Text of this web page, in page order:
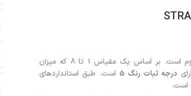
روکش این مبل راحتی در برابر نور خورشید مقاوم است. بر اساس یک مقیاس 1 تا 8 که میزان
درجه ثبات رنگ 5
است. طبق استانداردهای